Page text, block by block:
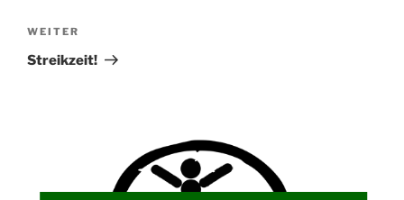
Nächster
Beitrag
WEITER
Streikzeit!